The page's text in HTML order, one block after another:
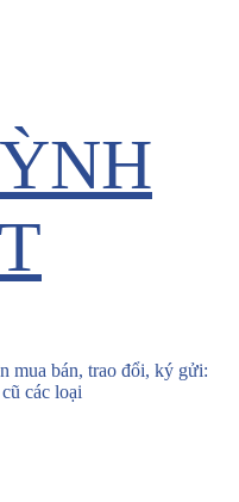
bán, trao đổi, ký gửi:
các loại